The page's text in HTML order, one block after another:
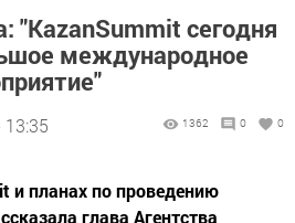
"KazanSummit сегодня
международное
13:35
и планах по проведению
глава Агентства